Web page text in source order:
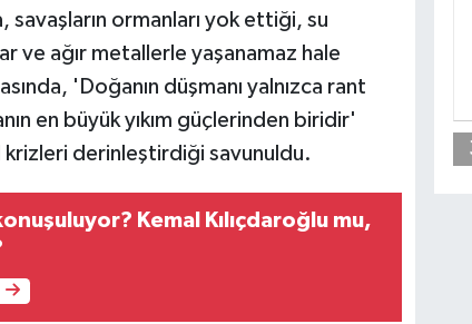
savaşların ormanları yok ettiği, su
ve ağır metallerle yaşanamaz hale
'Doğanın düşmanı yalnızca rant
en büyük yıkım güçlerinden biridir'
krizleri derinleştirdiği savunuldu.
Kemal Kılıçdaroğlu mu,